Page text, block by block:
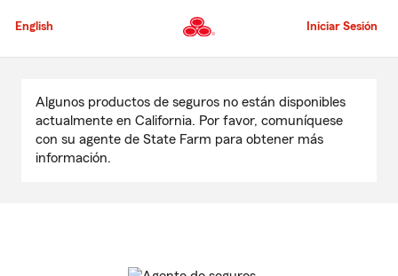
al
principal
English Iniciar Sesión
contenido
principal
Algunos productos de seguros no están disponibles
actualmente en California. Por favor, comuníquese
con su agente de State Farm para obtener más
información.